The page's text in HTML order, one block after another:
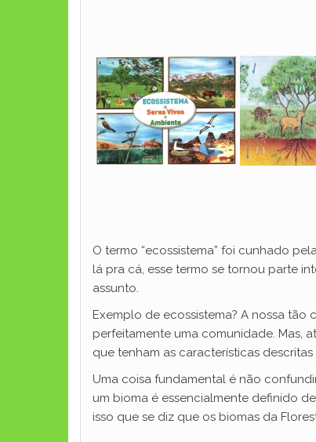
O termo “ecossistema” foi cunhado
lá pra cá, esse termo se tornou parte
assunto.
Exemplo de ecossistema? A nossa tão
perfeitamente uma comunidade. Mas,
que tenham as características descritas
Uma coisa fundamental é não
um bioma é essencialmente definido
isso que se diz que os biomas da